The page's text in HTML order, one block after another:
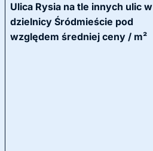
Ulica Rysia na tle innych ulic w
dzielnicy Śródmieście pod
względem średniej ceny / m²